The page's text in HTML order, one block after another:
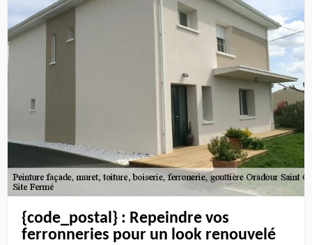
{code_postal} : Repeindre vos
ferronneries pour un look renouvelé